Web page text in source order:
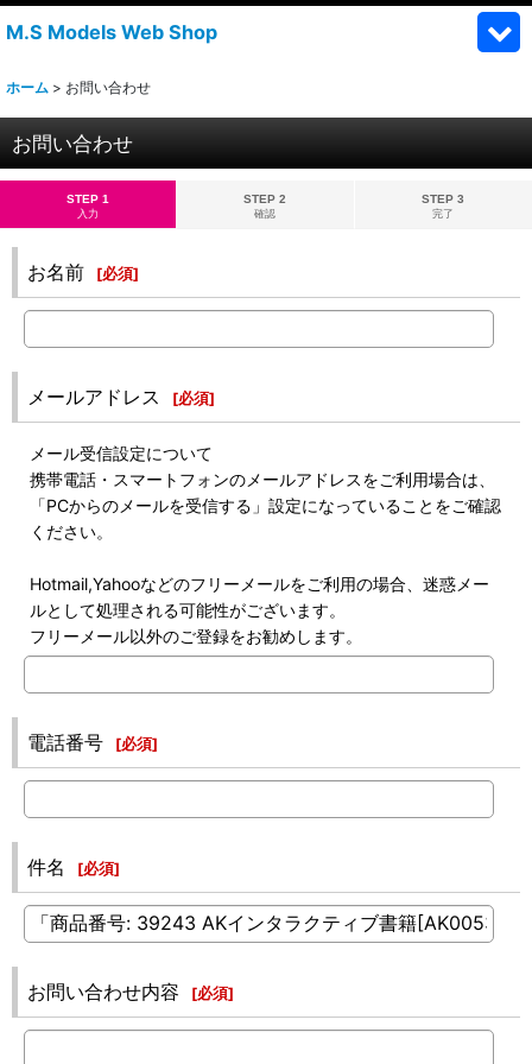
M.S Models Web Shop
ホーム > お問い合わせ
お問い合わせ
STEP 1
入力
STEP 2
確認
STEP 3
完了
お名前 [必須]
メールアドレス [必須]
メール受信設定について
携帯電話・スマートフォンのメールアドレスをご利用場合は、
「PCからのメールを受信する」設定になっていることをご確認
ください。
Hotmail,Yahooなどのフリーメールをご利用の場合、迷惑メー
ルとして処理される可能性がございます。
フリーメール以外のご登録をお勧めします。
電話番号 [必須]
件名 [必須]
お問い合わせ内容 [必須]